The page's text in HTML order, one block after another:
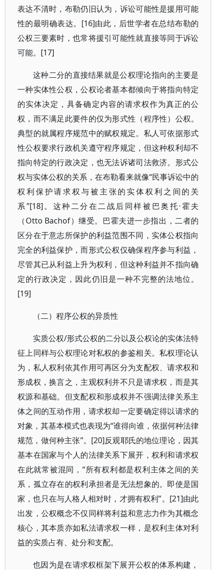
表达不清时，布勒仍旧认为，诉讼可能性是援用可能
性的最明确表达。[16]由此，后世学者在总结布勒的
公权三要素时，也常将援引可能性就直接等同于诉讼
可能。[17]
这种二分的直接结果就是公权理论指向的主要是
一种实体性公权，公权论者基本都倾向于将指向特定
的实体决定，具备确定内容的请求权作为真正的公
权，而不满足此要件的仅为形式性（程序性）公权。
典型的就属程序规范中的赋权规定。私人可依据形式
性公权要求行政机关遵守程序规定，但这种权利却不
指向特定的行政决定，也无法诉诸司法救济。形式公
权与实体公权的关系，在布勒看来就像“民事诉讼中的
权利保护请求权与被主张的实体权利之间的关
系”[18]。这种二分在二战后同样被巴奥托·霍夫
（Otto Bachof）继受。巴霍夫进一步指出，二者的
区分在于意志所保护的利益范围不同，实体公权指向
完全的利益保护，而形式公权仅确保程序参与利益，
尽管其已从利益上升为权利，但这种利益并不指向确
定的行政决定，因此仍旧是一种不完整的法地位。
[19]
（二）程序公权的异质性
实质公权/形式公权的二分以及公权论的实体法特
征上同样与公权理论对私权的参鉴相关。私权理论认
为，私人权利依其作用可再区分为支配权、请求权和
形成权，换言之，主观权利并不只是请求权，而是其
权源和基础。但支配权和形成权并不强调法律关系主
体之间的互动作用，请求权却一定要确定得以请求的
对象，其基本模式也表现为“谁得向谁，依据何种法律
规范，做何种主张”。[20]反观耶氏的地位理论，因其
基本在国家与个人的法律关系下展开，权利和请求权
在此就常被混同，“所有权利都是权利主体之间的关
系，孤立存在的权利承担者是无法想象的。即使是国
家，也只在与人格人相对时，才拥有权利”。[21]由此
出发，公权概念不仅同样将利益和意志力作为其概念
核心，其本质亦如私法请求权一样，是权利主体对利
益的实质占有、处分和支配。
也因为是在请求权框架下展开公权的体系构建，